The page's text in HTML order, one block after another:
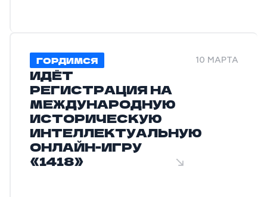
ГОРДИМСЯ 10 МАРТА
ИДЁТ
РЕГИСТРАЦИЯ НА
МЕЖДУНАРОДНУЮ
ИСТОРИЧЕСКУЮ
ИНТЕЛЛЕКТУАЛЬНУЮ
ОНЛАЙН-ИГРУ
«1418»